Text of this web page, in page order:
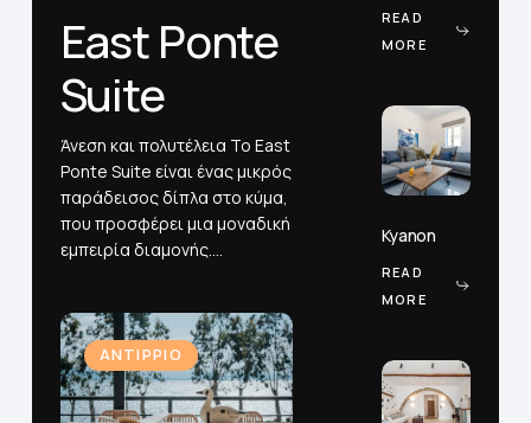
East Ponte
Suite
Άνεση και πολυτέλεια Το East
Ponte Suite είναι ένας μικρός
παράδεισος δίπλα στο κύμα,
που προσφέρει μια μοναδική
εμπειρία διαμονής.…
West
Ponte
Suite
West
Ponte
Suite
ΑΝΤΙΡΡΙΟ
READ
MORE
Kyanon
Kyanon
READ
MORE
Casa
Di